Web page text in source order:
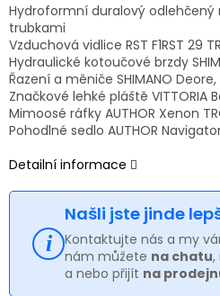
Hydroformní duralový odlehčený
trubkami
Vzduchová vidlice RST F1RST 29
Hydraulické kotoučové brzdy
Řazení a měniče SHIMANO
Značkové lehké pláště VITTORIA
Mimoosé ráfky AUTHOR Xenon
Pohodlné sedlo AUTHOR
Detailní informace
Našli jste jinde
Kontaktujte nás a my
nám můžete na chatu,
a nebo přijít na